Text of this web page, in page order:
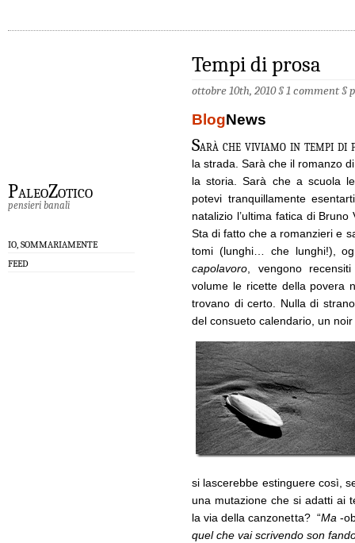
PaleoZotico
pensieri banali
IO, SOMMARIAMENTE
FEED
Tempi di prosa
ottobre 10th, 2010 §1 comment§
BlogNews
Sarà che viviamo in tempi di
la strada. Sarà che il romanzo
la storia. Sarà che a scuola
potevi tranquillamente
natalizio l’ultima fatica di
Sta di fatto che a romanzieri e
tomi (lunghi… che lunghi!),
capolavoro , vengono
volume le ricette della povera
trovano di certo. Nulla di
del consueto calendario, un
si lascerebbe estinguere così,
una mutazione che si adatti ai
la via della canzonetta? “Ma -
quel che vai scrivendo son